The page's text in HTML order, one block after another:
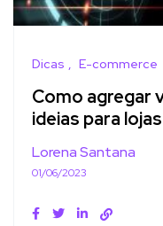
Dicas E-commerce
Como agregar
ideias para
Lorena Santana
01/06/2023